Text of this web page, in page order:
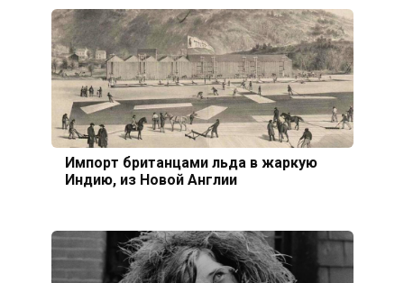
Импорт британцами льда в жаркую
Индию, из Новой Англии